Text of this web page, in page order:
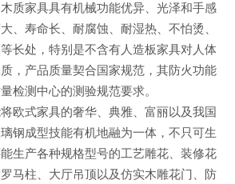
质家具具有机械功能优异、光泽和手感
、寿命长、耐腐蚀、耐湿热、不怕烫、
长处，特别是不含有人造板家具对人体
，产品质量契合国家规范，其防火功能
检测中心的测验规范要求。
欧式家具的奢华、典雅、富丽以及我国
钢成型技能有机地融为一体，不只可生
生产各种规格型号的工艺雕花、装修花
马柱、大厅吊顶以及仿实木雕花门、防